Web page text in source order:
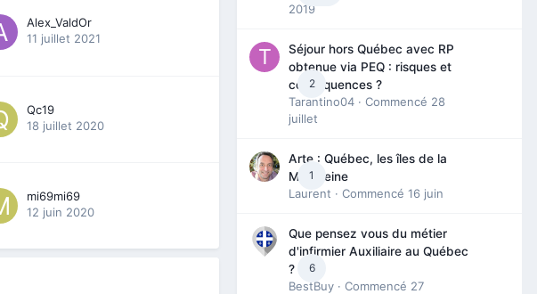
Alex_ValdOr
11 juillet 2021
Qc19
18 juillet 2020
mi69mi69
12 juin 2020
2019
2
Séjour hors Québec avec RP
obtenue via PEQ : risques et
conséquences ?
Tarantino04 · Commencé 28
juillet
1
Arte : Québec, les îles de la
Madeleine
Laurent · Commencé 16 juin
6
Que pensez vous du métier
d'infirmier Auxiliaire au Québec
?
BestBuy · Commencé 27